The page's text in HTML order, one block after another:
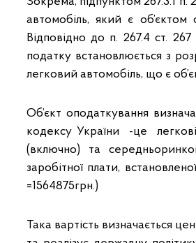
автомобіль, який є
Відповідно до п. 267.4 ст.
податку встановлюється з
легковий автомобіль, що є
Об’єкт оподаткування
кодексу України -це легкові
(включно) та
заробітної плати,
=1564875грн.)
Така вартість визначається